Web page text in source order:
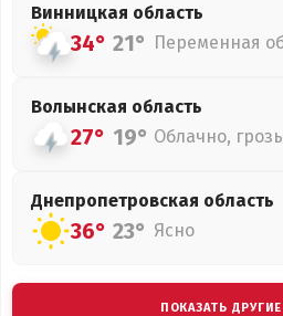
Винницкая область
34° 21° Переменная
Волынская область
27° 19° Облачно,
Днепропетровская область
36° 23° Ясно
ПОКАЗАТЬ